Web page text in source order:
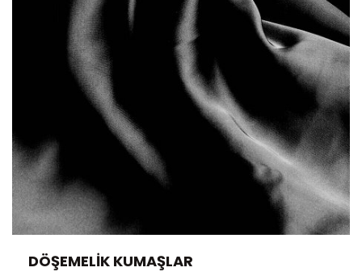
DÖŞEMELIK KUMAŞLAR